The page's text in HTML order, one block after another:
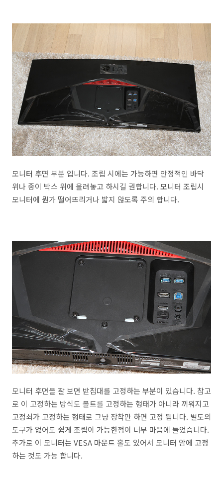
모니터 후면 부분 입니다. 조립 시에는 가능하면 안정적인 바닥
위나 종이 박스 위에 올려놓고 하시길 권합니다. 모니터 조립시
모니터에 뭔가 떨어뜨리거나 밟지 않도록 주의 합니다.
모니터 후면을 잘 보면 받침대를 고정하는 부분이 있습니다. 참고
로 이 고정하는 방식도 볼트를 고정하는 형태가 아니라 끼워지고
고정쇠가 고정하는 형태로 그냥 장착만 하면 고정 됩니다. 별도의
도구가 없어도 쉽게 조립이 가능한점이 너무 마음에 들었습니다.
추가로 이 모니터는 VESA 마운트 홀도 있어서 모니터 암에 고정
하는 것도 가능 합니다.